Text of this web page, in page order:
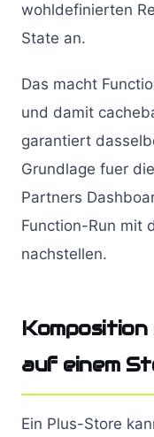
wohldefinierten
State an.
Das macht
und damit
garantiert
Grundlage fuer
Partners
Function-Run mit
nachstellen.
auf einem
Ein Plus-Store